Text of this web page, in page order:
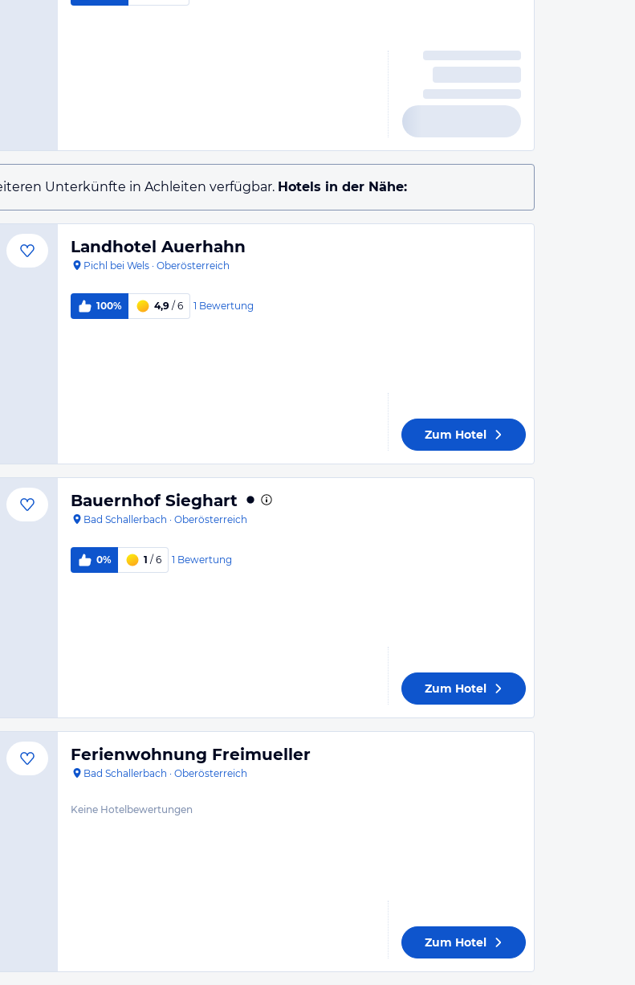
Unterkünfte in Achleiten verfügbar. Hotels in der Nähe:
Landhotel Auerhahn
Pichl bei Wels · Oberösterreich
100% 4,9 / 6 1 Bewertung
Zum Hotel
Bauernhof Sieghart
Bad Schallerbach · Oberösterreich
0% 1 / 6 1 Bewertung
Zum Hotel
Ferienwohnung Freimueller
Bad Schallerbach · Oberösterreich
Keine Hotelbewertungen
Zum Hotel